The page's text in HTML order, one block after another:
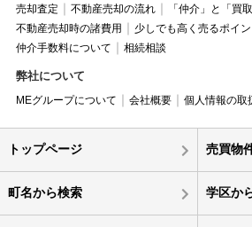
売却査定 不動産売却の流れ
「仲介」と「買
不動産売却時の諸費用
少しでも高く売るポイン
仲介手数料について
相続相談
弊社について
MEグループについて 会社概要 個人情報の取
トップページ 売買物
町名から検索 学区か